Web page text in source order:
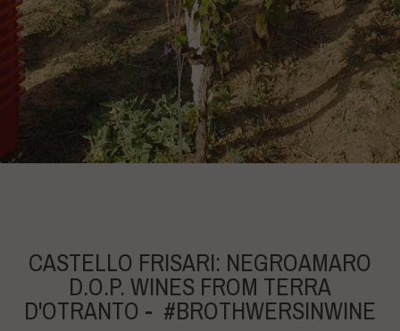
CASTELLO FRISARI: NEGROAMARO
D.O.P. WINES FROM TERRA
D'OTRANTO - #BROTHWERSINWINE